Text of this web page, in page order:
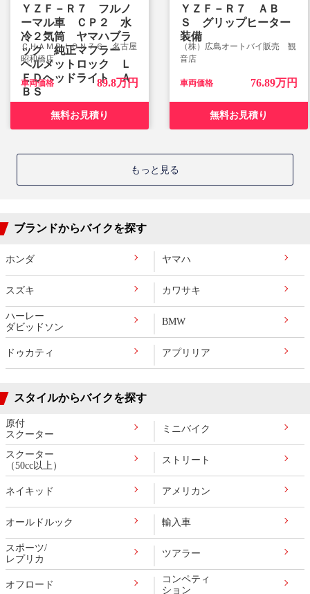
ＹＺＦ－Ｒ７ フルノ
ーマル車 ＣＰ２ 水
冷２気筒 ヤマハブラ
ック 純正マフラー
ヘルメットロック Ｌ
ＥＤヘッドライト Ａ
ＢＳ
ＣＨＡＭＰＩＯＮ７６ 名古屋
昭和橋店
車両価格 89.8万円
無料お見積り
ＹＺＦ－Ｒ７ ＡＢ
Ｓ グリップヒーター
装備
（株）広島オートバイ販売 観
音店
車両価格 76.89万円
無料お見積り
もっと見る
ブランドからバイクを探す
ホンダ ヤマハ
スズキ カワサキ
ハーレー
ダビッドソン
BMW
ドゥカティ アプリリア
スタイルからバイクを探す
原付
スクーター
ミニバイク
スクーター
（50cc以上）
ストリート
ネイキッド アメリカン
オールドルック 輸入車
スポーツ/
レプリカ
ツアラー
オフロード
コンペティ
ション